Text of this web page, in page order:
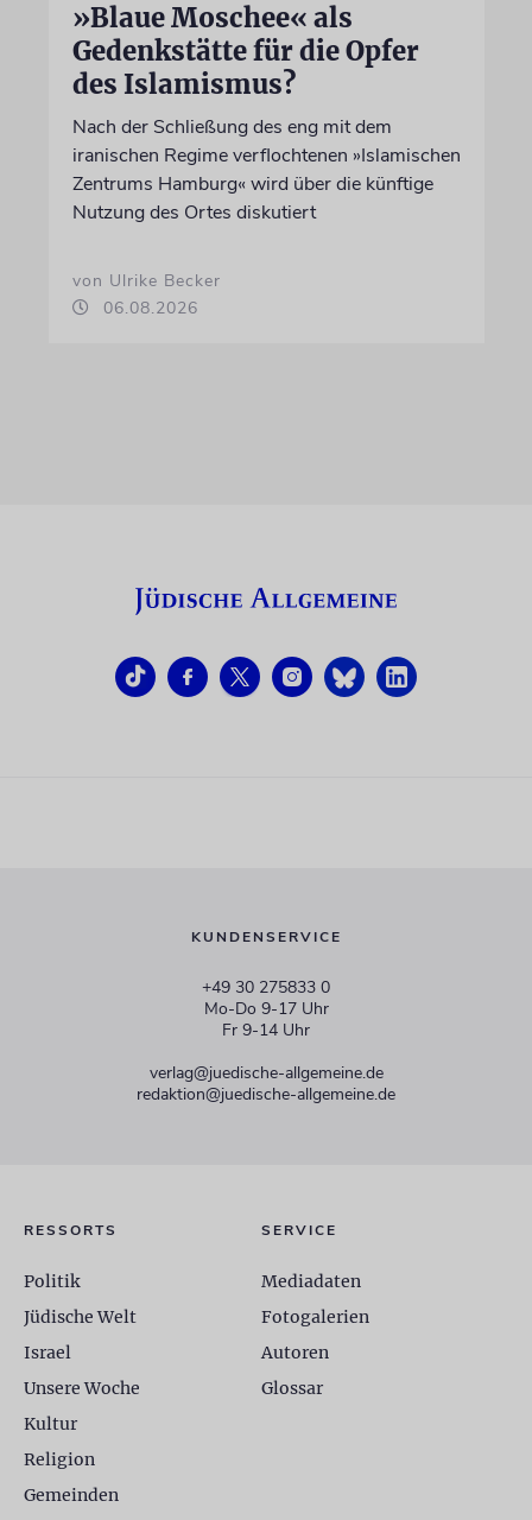
»Blaue Moschee« als
Gedenkstätte für die Opfer
des Islamismus?
Nach der Schließung des eng mit dem
iranischen Regime verflochtenen »Islamischen
Zentrums Hamburg« wird über die künftige
Nutzung des Ortes diskutiert
von Ulrike Becker
06.08.2026
KUNDENSERVICE
+49 30 275833 0
Mo-Do 9-17 Uhr
Fr 9-14 Uhr
verlag@juedische-allgemeine.de
redaktion@juedische-allgemeine.de
RESSORTS
Politik
Jüdische Welt
Israel
Unsere Woche
Kultur
Religion
Gemeinden
SERVICE
Mediadaten
Fotogalerien
Autoren
Glossar